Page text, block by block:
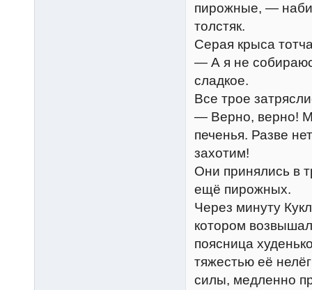
пирожные, —
толстяк.
Серая крыса
— А я не
сладкое.
Все трое
— Верно, верно!
печенья. Разве
захотим!
Они принялись в
ещё пирожных.
Через минуту
котором
поясница
тяжестью её
силы, медленно